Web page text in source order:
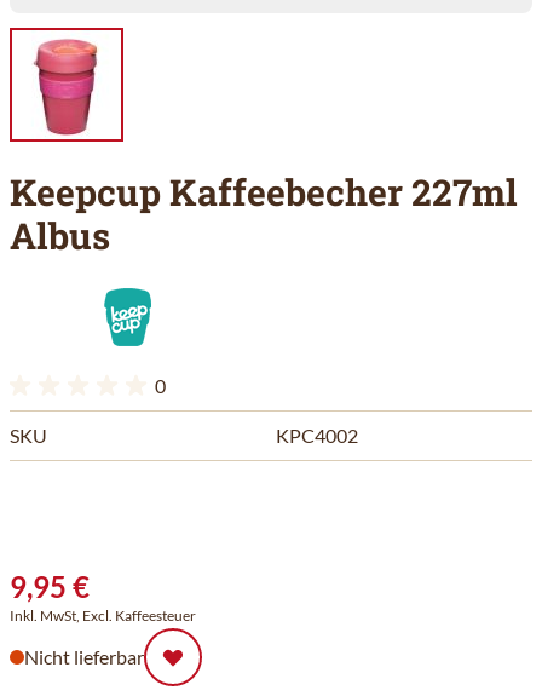
Keepcup Kaffeebecher 227ml
Albus
0
SKU KPC4002
9,95 €
Inkl. MwSt, Excl. Kaffeesteuer
Nicht lieferbar